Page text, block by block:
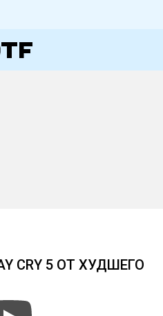
CRY 5 ОТ ХУДШЕГО